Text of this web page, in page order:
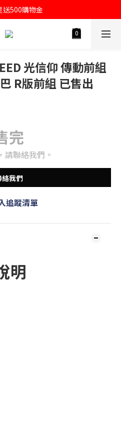
送購物金100
送500購物金
送購物金100
光信仰 傳動前組
R版前組 已售出
完
請聯絡我們。
絡我們
追蹤清單
明